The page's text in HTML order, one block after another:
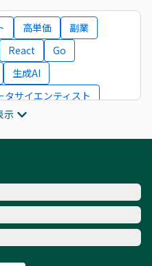
高単価
副業
React
Go
生成AI
タサイエンティスト
ンサルタント
ナー
Ruby
AWS
示